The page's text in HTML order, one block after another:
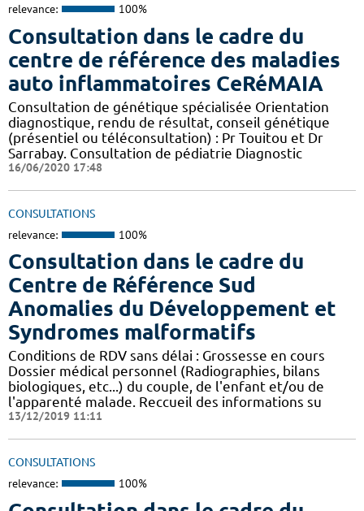
relevance: 100%
Consultation dans le cadre du
centre de référence des maladies
auto inflammatoires CeRéMAIA
Consultation de génétique spécialisée Orientation
diagnostique, rendu de résultat, conseil génétique
(présentiel ou téléconsultation) : Pr Touitou et Dr
Sarrabay. Consultation de pédiatrie Diagnostic
16/06/2020 17:48
CONSULTATIONS
relevance: 100%
Consultation dans le cadre du
Centre de Référence Sud
Anomalies du Développement et
Syndromes malformatifs
Conditions de RDV sans délai : Grossesse en cours
Dossier médical personnel (Radiographies, bilans
biologiques, etc...) du couple, de l'enfant et/ou de
l'apparenté malade. Reccueil des informations su
13/12/2019 11:11
CONSULTATIONS
relevance: 100%